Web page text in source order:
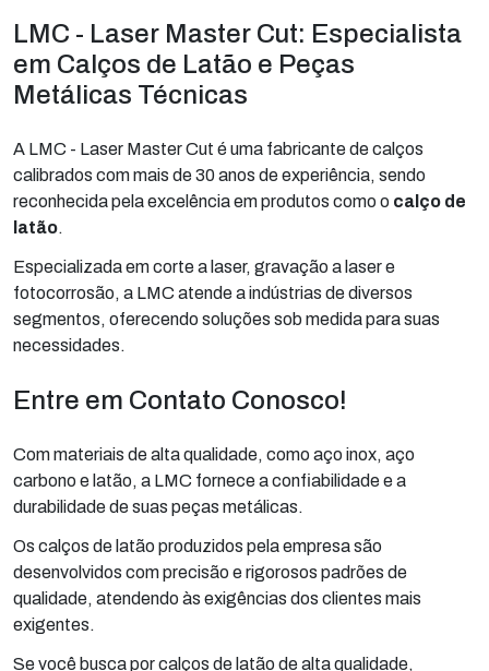
LMC - Laser Master Cut: Especialista
em Calços de Latão e Peças
Metálicas Técnicas
A LMC - Laser Master Cut é uma fabricante de calços
calibrados com mais de 30 anos de experiência, sendo
reconhecida pela excelência em produtos como o calço de
latão.
Especializada em corte a laser, gravação a laser e
fotocorrosão, a LMC atende a indústrias de diversos
segmentos, oferecendo soluções sob medida para suas
necessidades.
Entre em Contato Conosco!
Com materiais de alta qualidade, como aço inox, aço
carbono e latão, a LMC fornece a confiabilidade e a
durabilidade de suas peças metálicas.
Os calços de latão produzidos pela empresa são
desenvolvidos com precisão e rigorosos padrões de
qualidade, atendendo às exigências dos clientes mais
exigentes.
Se você busca por calços de latão de alta qualidade,